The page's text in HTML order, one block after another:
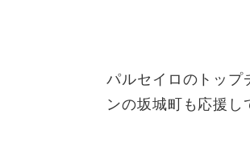
パルセイロのトップ
ンの坂城町も応援し